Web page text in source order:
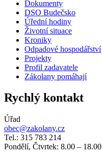
Dokumenty
DSO Budečsko
Úřední hodiny
Životní situace
Kroniky
Odpadové hospodářství
Projekty
Profil zadavatele
Zákolany pomáhají
Rychlý kontakt
Úřad
obec@zakolany.cz
Tel.: 315 783 214
Pondělí, Čtvrtek: 8.00 – 18.00